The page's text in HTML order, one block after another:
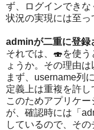
ず、ログインできな
状況の実現には至っ
adminが二重に登録
それでは、🍣を使
ょうか。その理由は
まず、username列
定義上は重複を許し
このためアプリケ
が、確認時には「
しているので、そ